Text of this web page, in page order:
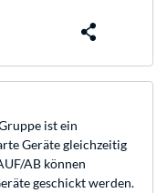
ist ein
Geräte gleichzeitig
AB können
geschickt werden.